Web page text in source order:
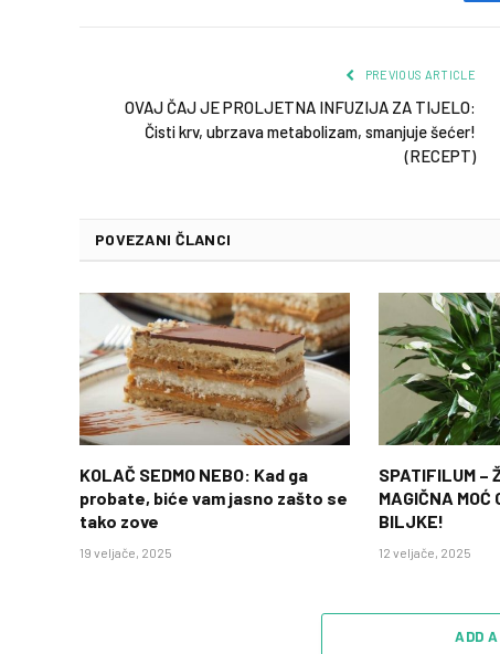
PREVIOUS ARTICLE
OVAJ ČAJ JE PROLJETNA INFUZIJA ZA TIJELO:
Čisti krv, ubrzava metabolizam, smanjuje šećer!
(RECEPT)
POVEZANI ČLANCI
KOLAČ SEDMO NEBO: Kad ga
probate, biće vam jasno zašto se
tako zove
19 veljače, 2025
SPATIFILUM –
MAGIČNA MOĆ
BILJKE!
12 veljače, 2025
ADD